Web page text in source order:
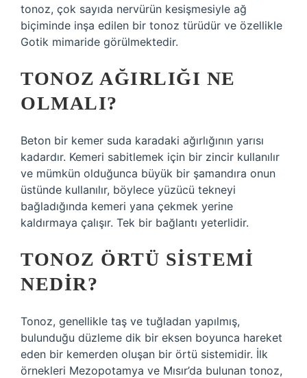
tonoz, çok sayıda nervürün kesişmesiyle ağ
biçiminde inşa edilen bir tonoz türüdür ve özellikle
Gotik mimaride görülmektedir.
TONOZ AĞIRLIĞI NE
OLMALI?
Beton bir kemer suda karadaki ağırlığının yarısı
kadardır. Kemeri sabitlemek için bir zincir kullanılır
ve mümkün olduğunca büyük bir şamandıra onun
üstünde kullanılır, böylece yüzücü tekneyi
bağladığında kemeri yana çekmek yerine
kaldırmaya çalışır. Tek bir bağlantı yeterlidir.
TONOZ ÖRTÜ SISTEMI
NEDIR?
Tonoz, genellikle taş ve tuğladan yapılmış,
bulunduğu düzleme dik bir eksen boyunca hareket
eden bir kemerden oluşan bir örtü sistemidir. İlk
örnekleri Mezopotamya ve Mısır’da bulunan tonoz,